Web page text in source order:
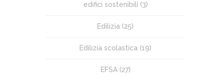
edifici sostenibili (3)
Edilizia (25)
Edilizia scolastica (19)
EFSA(27)